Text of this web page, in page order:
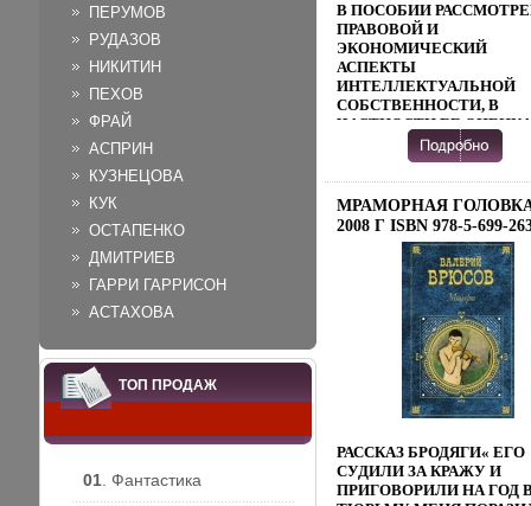
ПЕРУМОВ
РУДАЗОВ
НИКИТИН
ПЕХОВ
ФРАЙ
АСПРИН
КУЗНЕЦОВА
КУК
ОСТАПЕНКО
ДМИТРИЕВ
ГАРРИ ГАРРИСОН
АСТАХОВА
ТОП ПРОДАЖ
01 . Фантастика
В ПОСОБИИ
ПРАВОВОЙ И
ЭКОНОМИЧЕСКИЙ
АСПЕКТЫ
ИНТЕЛЛЕКТУАЛЬНОЙ
СОБСТВЕННОСТИ, В
ЧАСТНОСТИ ЕЕ
ОСОБЕННОСТИ
ОСУЩЕСТВЛЕНИЯ
ЛИЦЕНЗИОННЫХ
ОПЕРАЦИЙ, ЗАЩИТЫ
РЕГУЛИРОВАНИЕ
ОТНОШЕНИЙ
И АТХАМСПЕЦИАЛЬНАЯ
ИНФОРМАЦИЯ,
ОБЕСПЕЧИВАЮЩАЯ
СОДЕРЖАТЕЛЬНУЮ
ХАРАКТЕРИСТИКУ
ОБЪЕКТОВ
ПРОМЫШЛЕННОЙ
СОБСТВЕННОСТИ -
ИЗОБРЕТЕНИЙ,
ОБРАЗЦОВ И ТД
ДЕТАЛЬНО
МАТЕРИАЛ ПО
МРАМОРНАЯ
2008 Г ISBN 978-5-699-
6 ИНФО 8549B.
РАССКАЗ БРОДЯГИ« ЕГО
СУДИЛИ ЗА КРАЖУ И
ПРИГОВОРИЛИ НА ГОД